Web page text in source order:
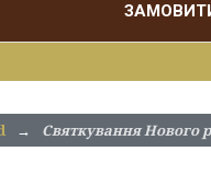
→ Святкування Нового